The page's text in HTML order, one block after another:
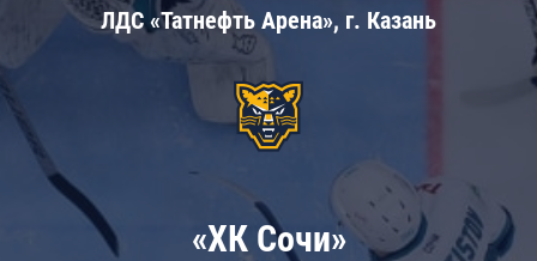
ЛДС «Татнефть Арена», г. Казань
«ХК Сочи»